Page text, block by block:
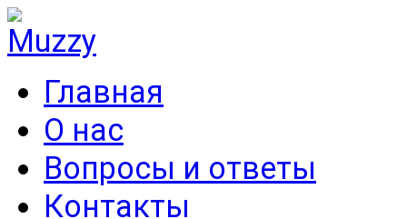
Главная
О нас
Вопросы и ответы
Контакты